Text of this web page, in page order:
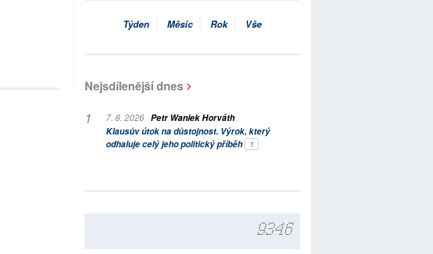
Týden Měsíc Rok Vše
Nejsdílenější dnes
7. 8. 2026 Petr Waniek Horváth
Klausův útok na důstojnost. Výrok, který
odhaluje celý jeho politický příběh
1
9346